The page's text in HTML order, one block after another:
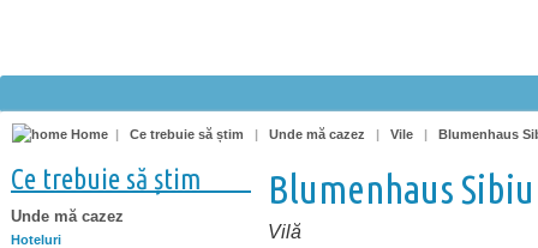
Home | Ce trebuie să știm | Unde mă cazez | Vile | Blumenhaus
Ce trebuie să știm
Unde mă cazez
Hoteluri
Blumenhaus Sibiu
Vilă